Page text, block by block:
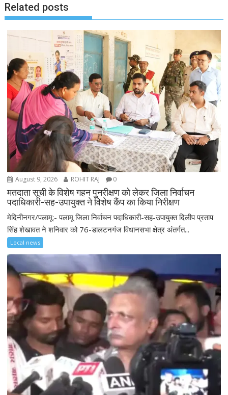
Related posts
August 9, 2026 ROHIT RAJ 0
मतदाता सूची के विशेष गहन पुनरीक्षण को लेकर जिला निर्वाचन
पदाधिकारी-सह-उपायुक्त ने विशेष कैंप का किया निरीक्षण
मेदिनीनगर/पलामू:- पलामू जिला निर्वाचन पदाधिकारी-सह-उपायुक्त दिलीप प्रताप
सिंह शेखावत ने शनिवार को 76-डालटनगंज विधानसभा क्षेत्र अंतर्गत...
Local news